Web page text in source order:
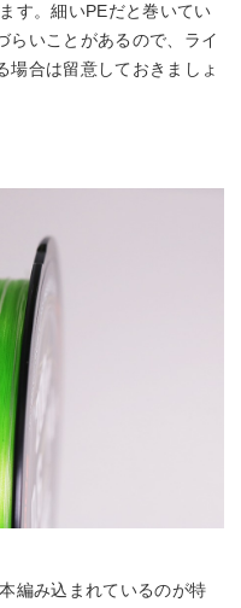
す。細いPEだと巻いてい
らいことがあるので、ライ
場合は留意しておきましょ
編み込まれているのが特